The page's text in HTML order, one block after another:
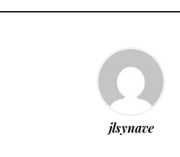
jlsynave